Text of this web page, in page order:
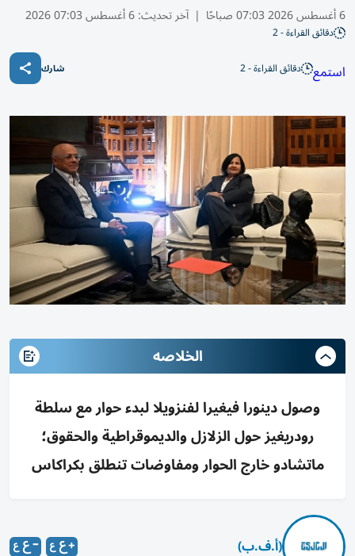
6 أغسطس 2026 07:03 صباحًا | آخر تحديث:6 أغسطس 07:03 2026
دقائق القراءة - 2
استمع دقائق القراءة - 2 شارك
الخلاصه
وصول دينورا فيغيرا لفنزويلا لبدء حوار مع سلطة
رودريغيز حول الزلازل والديموقراطية والحقوق؛
ماتشادو خارج الحوار ومفاوضات تنطلق بكراكاس
(أ.ف.ب)